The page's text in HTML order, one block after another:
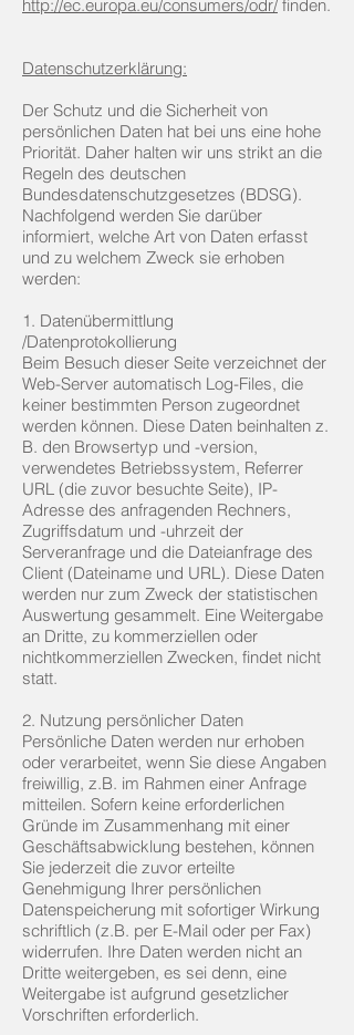
http://ec.europa.eu/consumers/odr/ finden.
Datenschutzerklärung:
Der Schutz und die Sicherheit von
persönlichen Daten hat bei uns eine hohe
Priorität. Daher halten wir uns strikt an die
Regeln des deutschen
Bundesdatenschutzgesetzes (BDSG).
Nachfolgend werden Sie darüber
informiert, welche Art von Daten erfasst
und zu welchem Zweck sie erhoben
werden:
1. Datenübermittlung
/Datenprotokollierung
Beim Besuch dieser Seite verzeichnet der
Web-Server automatisch Log-Files, die
keiner bestimmten Person zugeordnet
werden können. Diese Daten beinhalten z.
B. den Browsertyp und -version,
verwendetes Betriebssystem, Referrer
URL (die zuvor besuchte Seite), IP-
Adresse des anfragenden Rechners,
Zugriffsdatum und -uhrzeit der
Serveranfrage und die Dateianfrage des
Client (Dateiname und URL). Diese Daten
werden nur zum Zweck der statistischen
Auswertung gesammelt. Eine Weitergabe
an Dritte, zu kommerziellen oder
nichtkommerziellen Zwecken, findet nicht
statt.
2. Nutzung persönlicher Daten
Persönliche Daten werden nur erhoben
oder verarbeitet, wenn Sie diese Angaben
freiwillig, z.B. im Rahmen einer Anfrage
mitteilen. Sofern keine erforderlichen
Gründe im Zusammenhang mit einer
Geschäftsabwicklung bestehen, können
Sie jederzeit die zuvor erteilte
Genehmigung Ihrer persönlichen
Datenspeicherung mit sofortiger Wirkung
schriftlich (z.B. per E-Mail oder per Fax)
widerrufen. Ihre Daten werden nicht an
Dritte weitergeben, es sei denn, eine
Weitergabe ist aufgrund gesetzlicher
Vorschriften erforderlich.